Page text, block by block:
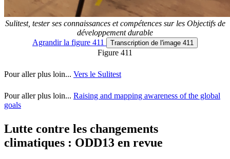
Sulitest, tester ses connaissances et compétences sur les Objectifs de
développement durable
Agrandirla figure 411 Transcription de l'image 411
Figure 411
Pour aller plus loin... Vers le Sulitest
Pour aller plus loin... Raising and mapping awareness of the global
goals
Lutte contre les changements
climatiques : ODD13 en revue